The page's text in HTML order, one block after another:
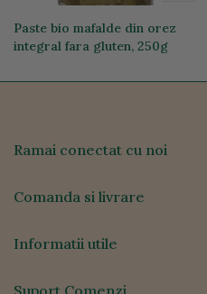
Paste bio mafalde din orez
integral fara gluten, 250g
Ramai conectat cu noi
Comanda si livrare
Informatii utile